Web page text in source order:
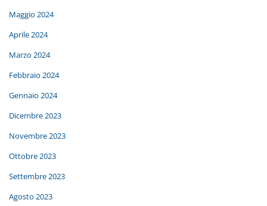
Maggio 2024
Aprile 2024
Marzo 2024
Febbraio 2024
Gennaio 2024
Dicembre 2023
Novembre 2023
Ottobre 2023
Settembre 2023
Agosto 2023